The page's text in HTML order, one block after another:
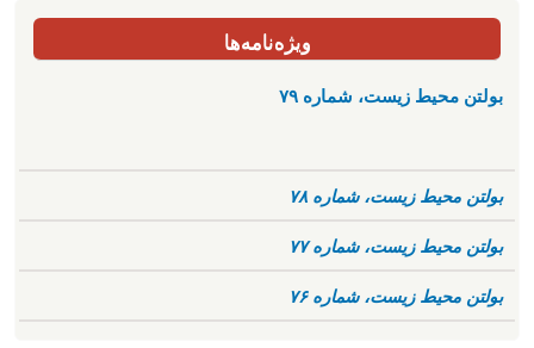
ویژه‌نامه‌ها
بولتن محیط زیست، شماره ۷۹
بولتن محیط زیست، شماره ۷۸
بولتن محیط زیست، شماره ۷۷
بولتن محیط زیست، شماره ۷۶